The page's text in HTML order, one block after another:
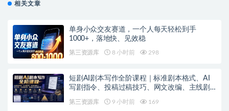
相关文章
单身小众交友赛道，一个人每天轻松到手
1000+，落地快、见效稳
第三资源库 8 小时前 298
短剧AI剧本写作全阶课程｜标准剧本格式、AI
写剧指令、投稿过稿技巧、网文改编、主线剧
第三资源库 9 小时前 169